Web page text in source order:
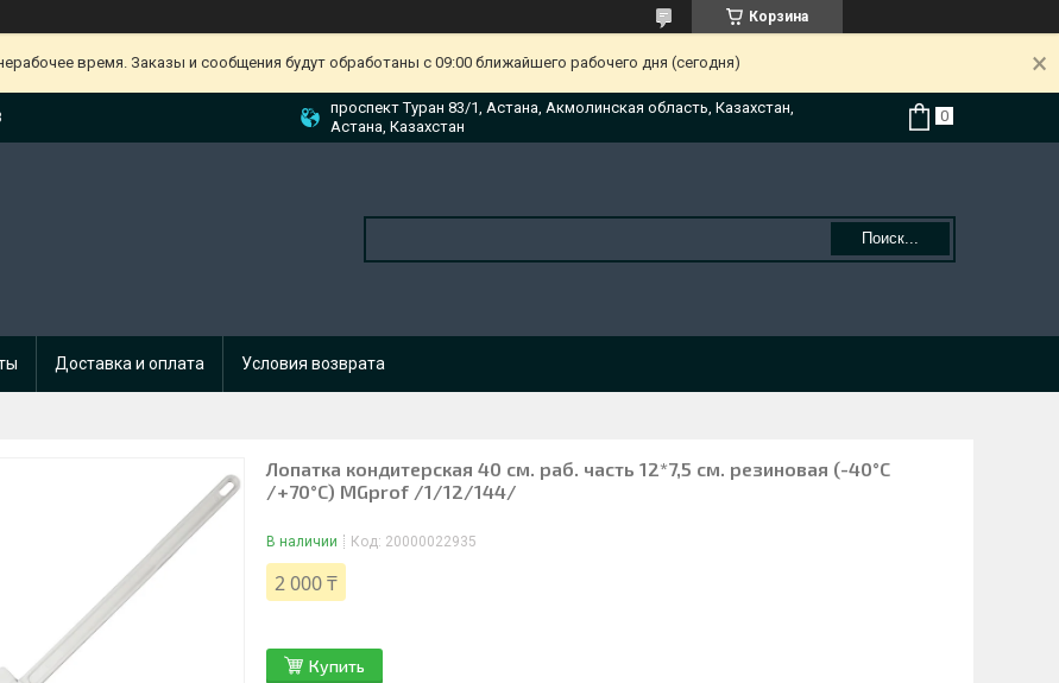
Корзина
время. Заказы и сообщения будут обработаны с 09:00 ближайшего рабочего дня (сегодня)
проспект Туран 83/1, Астана, Акмолинская область, Казахстан,
Астана, Казахстан
Поиск...
Доставка и оплата Условия возврата
Лопатка кондитерская 40 см. раб. часть 12*7,5 см. резиновая (-40°C
/+70°C) MGprof /1/12/144/
В наличии Код: 20000022935
2 000 ₸
Купить